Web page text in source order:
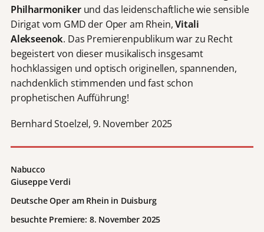
Philharmonikerund das leidenschaftliche wie sensible
Dirigat vom GMD der Oper am Rhein,Vitali
Alekseenok. Das Premierenpublikum war zu Recht
begeistert von dieser musikalisch insgesamt
hochklassigen und optisch originellen, spannenden,
nachdenklich stimmenden und fast schon
prophetischen Aufführung!
Bernhard Stoelzel, 9. November 2025
Nabucco
Giuseppe Verdi
Deutsche Oper am Rhein in Duisburg
besuchte Premiere: 8. November 2025